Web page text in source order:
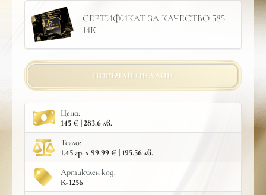
СЕРТИФИКАТ ЗА КАЧЕСТВО 585
14К
ПОРЪЧАЙ ОНЛАЙН
Цена:
145 € | 283.6 лв.
Тегло:
1.45 гр. x 99.99 € | 195.56 лв.
Артикулен код:
К-1256